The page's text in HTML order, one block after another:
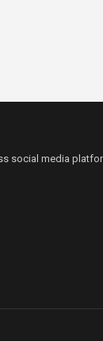
social media